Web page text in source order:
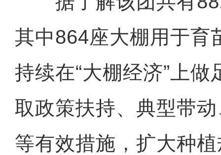
其中864座大棚用于育
持续在“大棚经济”上
取政策扶持、典型带
等有效措施，扩大种